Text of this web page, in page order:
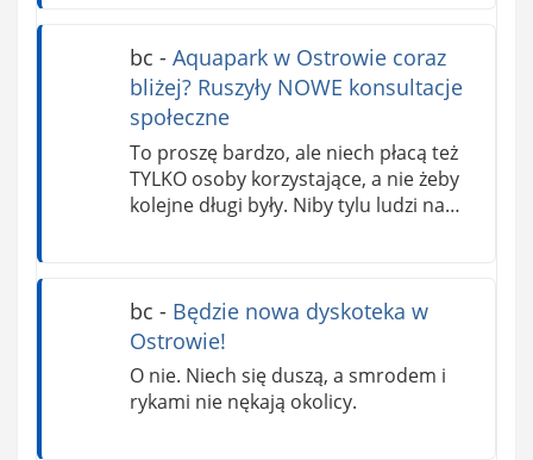
bc - Aquapark w Ostrowie coraz
bliżej? Ruszyły NOWE konsultacje
społeczne
To proszę bardzo, ale niech płacą też
TYLKO osoby korzystające, a nie żeby
kolejne długi były. Niby tylu ludzi na…
bc - Będzie nowa dyskoteka w
Ostrowie!
O nie. Niech się duszą, a smrodem i
rykami nie nękają okolicy.